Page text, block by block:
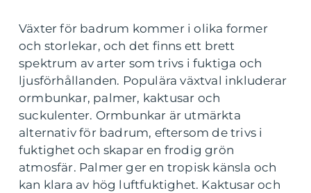
Växter för badrum kommer i olika former
och storlekar, och det finns ett brett
spektrum av arter som trivs i fuktiga och
ljusförhållanden. Populära växtval inkluderar
ormbunkar, palmer, kaktusar och
suckulenter. Ormbunkar är utmärkta
alternativ för badrum, eftersom de trivs i
fuktighet och skapar en frodig grön
atmosfär. Palmer ger en tropisk känsla och
kan klara av hög luftfuktighet. Kaktusar och